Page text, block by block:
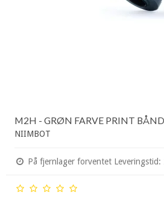
M2H - GRØN FARVE PRINT
NIIMBOT
På fjernlager forventet Leveringstid: